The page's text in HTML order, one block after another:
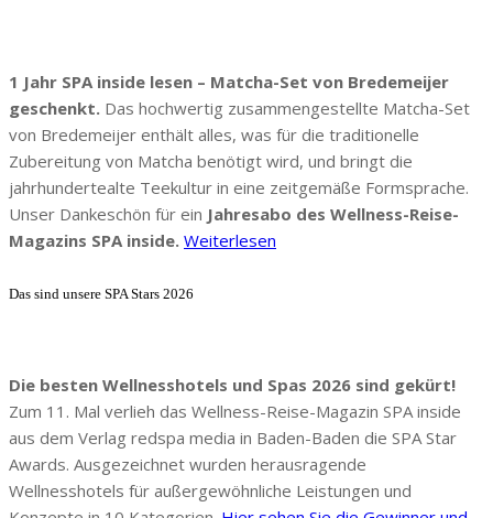
1 Jahr SPA inside lesen – Matcha-Set von Bredemeijer
geschenkt. Das hochwertig zusammengestellte Matcha-Set
von Bredemeijer enthält alles, was für die traditionelle
Zubereitung von Matcha benötigt wird, und bringt die
jahrhundertealte Teekultur in eine zeitgemäße Formsprache.
Unser Dankeschön für ein Jahresabo des Wellness-Reise-
Magazins SPA inside. Weiterlesen
Das sind unsere SPA Stars 2026
Die besten Wellnesshotels und Spas 2026 sind gekürt!
Zum 11. Mal verlieh das Wellness-Reise-Magazin SPA inside
aus dem Verlag redspa media in Baden-Baden die SPA Star
Awards. Ausgezeichnet wurden herausragende
Wellnesshotels für außergewöhnliche Leistungen und